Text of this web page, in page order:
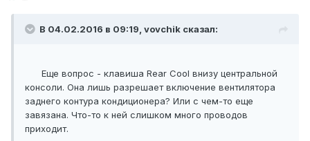
В 04.02.2016 в 09:19, vovchik сказал:
Еще вопрос - клавиша Rear Cool внизу центральной
консоли. Она лишь разрешает включение вентилятора
заднего контура кондиционера? Или с чем-то еще
завязана. Что-то к ней слишком много проводов
приходит.